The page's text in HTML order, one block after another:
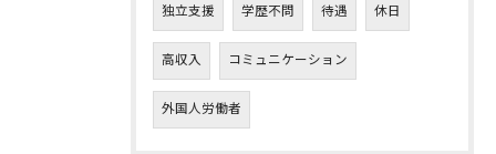
独立支援 学歴不問 待遇 休日
高収入 コミュニケーション
外国人労働者